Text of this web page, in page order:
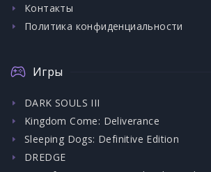
Контакты
Политика конфиденциальности
Игры
DARK SOULS III
Kingdom Come: Deliverance
Sleeping Dogs: Definitive Edition
DREDGE